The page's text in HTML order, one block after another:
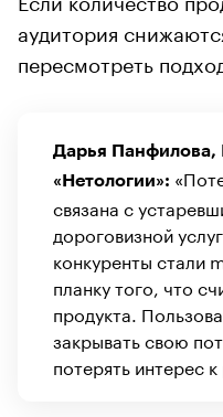
аудитория
пересмотреть
Дарья Панфилова,
«Нетологии»:
связана с
дороговизной
конкуренты стали
планку того, что
продукта.
закрывать свою
потерять интерес